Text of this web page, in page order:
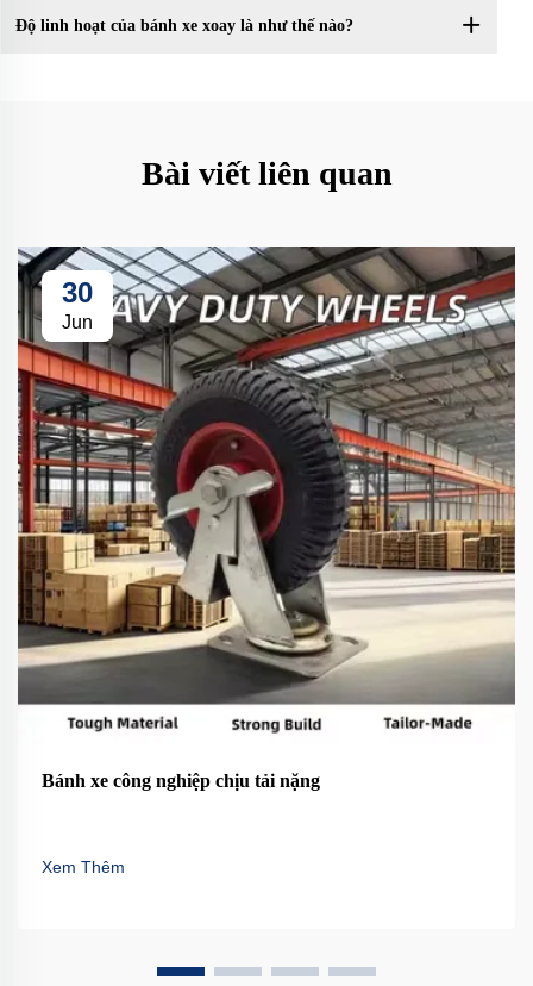
Độ linh hoạt của bánh xe xoay là như thế nào?
Bài viết liên quan
30
Jun
Bánh xe công nghiệp chịu tải nặng
Xem Thêm